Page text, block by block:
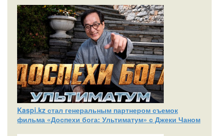
Kaspi.kz стал генеральным партнером съемок
фильма «Доспехи бога: Ультиматум» с Джеки Чаном